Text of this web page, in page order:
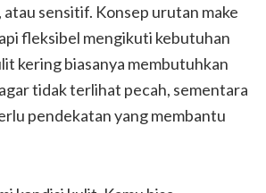
atau sensitif. Konsep urutan make
fleksibel mengikuti kebutuhan
kering biasanya membutuhkan
tidak terlihat pecah, sementara
pendekatan yang membantu